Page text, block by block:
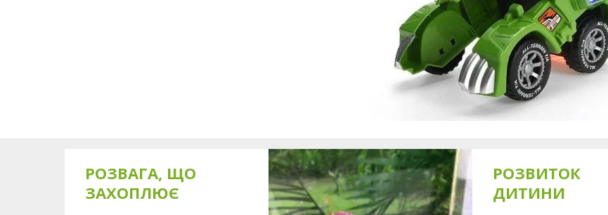
РОЗВАГА, ЩО
ЗАХОПЛЮЄ
РОЗВИТОК
ДИТИНИ